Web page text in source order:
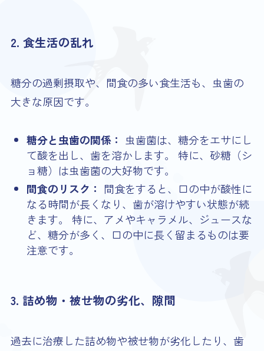
2. 食生活の乱れ
糖分の過剰摂取や、間食の多い食生活も、虫歯の
大きな原因です。
糖分と虫歯の関係： 虫歯菌は、糖分をエサにし
て酸を出し、歯を溶かします。 特に、砂糖（シ
ョ糖）は虫歯菌の大好物です。
間食のリスク： 間食をすると、口の中が酸性に
なる時間が長くなり、歯が溶けやすい状態が続
きます。 特に、アメやキャラメル、ジュースな
ど、糖分が多く、口の中に長く留まるものは要
注意です。
3. 詰め物・被せ物の劣化、隙間
過去に治療した詰め物や被せ物が劣化したり、歯